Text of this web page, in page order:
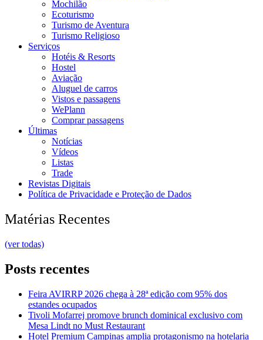
Mochilão
Ecoturismo
Turismo de Aventura
Turismo Religioso
Serviços
Hotéis & Resorts
Hostel
Aviação
Aluguel de carros
Vistos e passagens
WePlann
Comprar passagens
Últimas
Notícias
Vídeos
Listas
Trade
Revistas Digitais
Política de Privacidade e Proteção de Dados
Matérias Recentes
(ver todas)
Posts recentes
Feira AVIRRP 2026 chega à 28ª edição com 95% dos
estandes ocupados
Tivoli Mofarrej promove brunch dominical exclusivo com
Mesa Lindt no Must Restaurant
Hotel Premium Campinas amplia protagonismo na hotelaria